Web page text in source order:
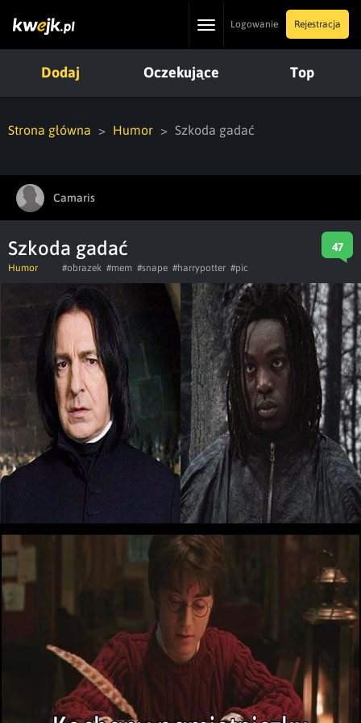
ToggleLogowanie Rejestracja
Dodaj Oczekujące Top
Strona główna Humor Szkoda gadać
Camaris
Szkoda gadać 47
Humor #obrazek #mem #snape #harrypotter #pic